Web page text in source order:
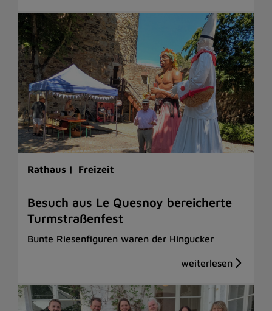
Rathaus | Freizeit
Besuch aus Le Quesnoy bereicherte
Turmstraßenfest
Bunte Riesenfiguren waren der Hingucker